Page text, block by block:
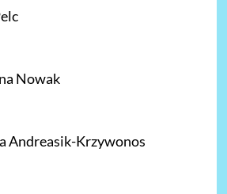
Nowak
Andreasik-Krzywonos